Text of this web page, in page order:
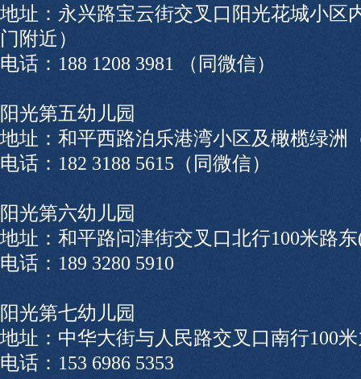
地址：永兴路宝云街交叉口阳光花城小区
门附近）
电话：188 1208 3981 （同微信）
阳光第五幼儿园
地址：和平西路泊乐港湾小区及橄榄绿洲
电话：182 3188 5615（同微信）
阳光第六幼儿园
地址：和平路问津街交叉口北行100米路
电话：189 3280 5910
阳光第七幼儿园
地址：中华大街与人民路交叉口南行100
电话：153 6986 5353